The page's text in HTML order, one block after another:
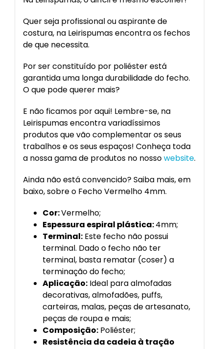
Quer seja profissional ou aspirante de
costura, na Leirispumas encontra os fechos
de que necessita.
Por ser constituído por poliéster está
garantida uma longa durabilidade do fecho.
O que pode querer mais?
E não ficamos por aqui! Lembre-se, na
Leirispumas encontra variadíssimos
produtos que vão complementar os seus
trabalhos e os seus espaços! Conheça toda
a nossa gama de produtos no nossowebsite.
Ainda não está convencido? Saiba mais, em
baixo, sobre o Fecho Vermelho 4mm.
Cor:Vermelho;
Espessura espiral plástica:4mm;
Terminal:Este fecho não possui
terminal. Dado o fecho não ter
terminal, basta rematar (coser) a
terminação do fecho;
Aplicação:Ideal para almofadas
decorativas, almofadões, puffs,
carteiras, malas, peças de artesanato,
peças de roupa e mais;
Composição:Poliéster;
Resistência da cadeia à tração